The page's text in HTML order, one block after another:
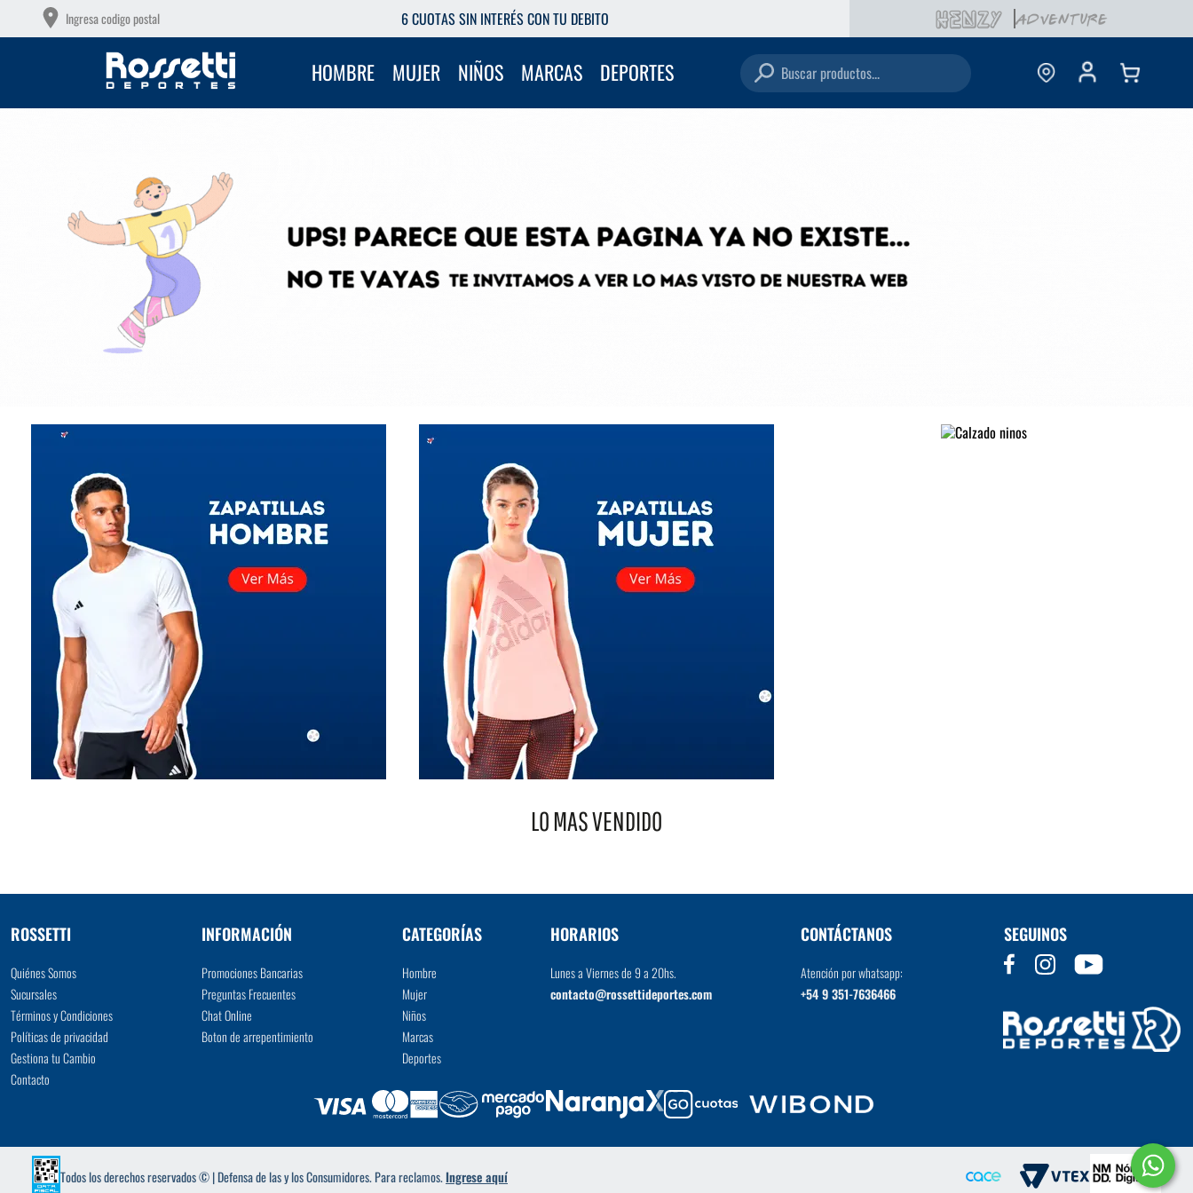
Ingresa codigo postal 6 CUOTAS SIN INTERÉS CON TU DEBITO
HOMBRE MUJER NIÑOS MARCAS DEPORTES Buscar productos...
VER MÁS
LO MAS VENDIDO
ROSSETTI
Quiénes Somos
Sucursales
Términos y Condiciones
Políticas de privacidad
Gestiona tu Cambio
Contacto
INFORMACIÓN
Promociones Bancarias
Preguntas Frecuentes
Chat Online
Boton de arrepentimiento
CATEGORÍAS
Hombre
Mujer
Niños
Marcas
Deportes
HORARIOS
Lunes a Viernes de 9 a 20hs.
contacto@rossettideportes.com
CONTÁCTANOS
Atención por whatsapp:
+54 9 351-7636466
SEGUINOS
Todos los derechos reservados © | Defensa de las y los Consumidores. Para reclamos.Ingrese aquí